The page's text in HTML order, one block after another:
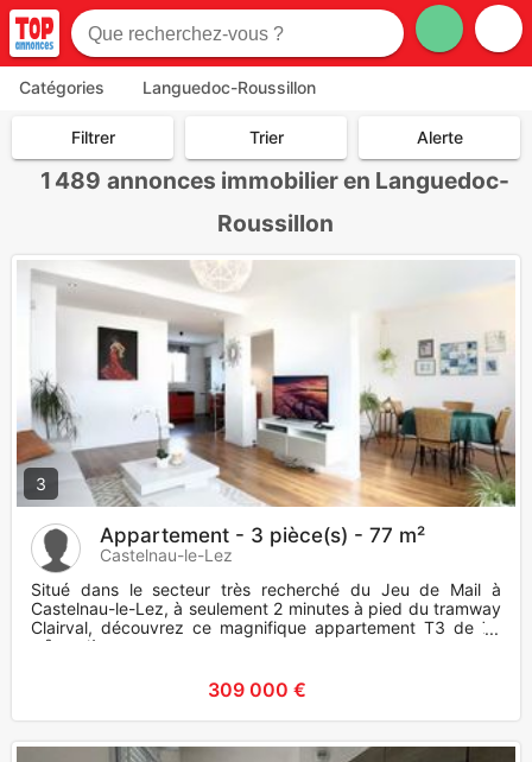
Catégories Languedoc-Roussillon
Filtrer Trier Alerte
1 489 annonces immobilier en Languedoc-
Roussillon
3
Appartement - 3 pièce(s) - 77 m²
Castelnau-le-Lez
Situé dans le secteur très recherché du Jeu de Mail à
Castelnau-le-Lez, à seulement 2 minutes à pied du tramway
Clairval, découvrez ce magnifique appartement T3 de 77
m², entièreme
309 000 €